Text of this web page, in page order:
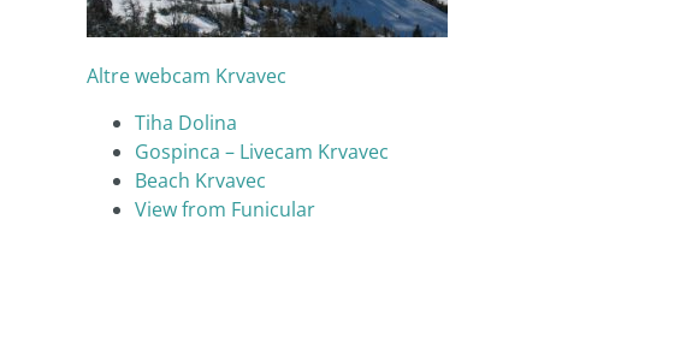
Altre webcam Krvavec
Tiha Dolina
Gospinca – Livecam Krvavec
Beach Krvavec
View from Funicular